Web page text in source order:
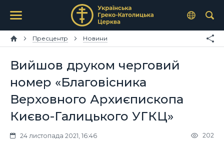
Пресцентр Новини
Вийшов друком черговий
номер «Благовісника
Верховного Архиєпископа
Києво-Галицького УГКЦ»
24 листопада 2021, 16:46 202